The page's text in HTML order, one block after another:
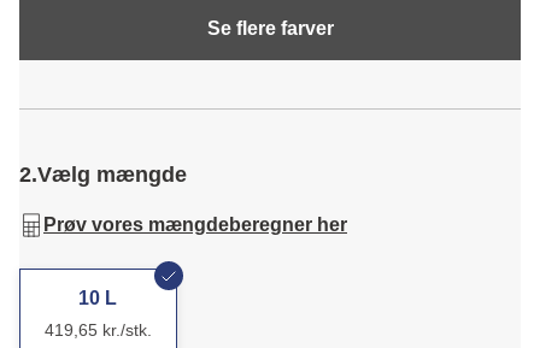
Se flere farver
2.Vælg mængde
Prøv vores mængdeberegner her
10 L
419,65 kr./stk.